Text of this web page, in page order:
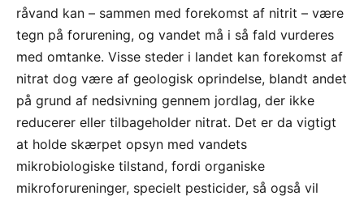
råvand kan – sammen med forekomst af nitrit – være
tegn på forurening, og vandet må i så fald vurderes
med omtanke. Visse steder i landet kan forekomst af
nitrat dog være af geologisk oprindelse, blandt andet
på grund af nedsivning gennem jordlag, der ikke
reducerer eller tilbageholder nitrat. Det er da vigtigt
at holde skærpet opsyn med vandets
mikrobiologiske tilstand, fordi organiske
mikroforureninger, specielt pesticider, så også vil